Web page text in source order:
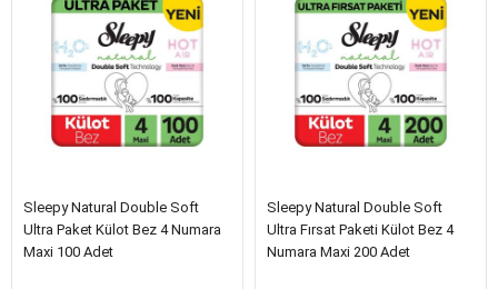
Sleepy Natural Double Soft
Ultra Paket Külot Bez 4 Numara
Maxi 100 Adet
Sleepy Natural Double Soft
Ultra Fırsat Paketi Külot Bez 4
Numara Maxi 200 Adet